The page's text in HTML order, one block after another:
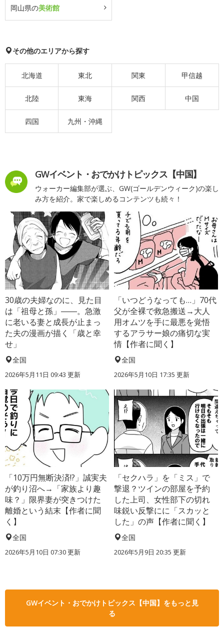
岡山県の美術館
その他のエリアから探す
北海道 東北 関東 甲信越
北陸 東海 関西 中国
四国 九州・沖縄
GWイベント・おでかけトピックス【中国】
ウォーカー編集部が選ぶ、GW(ゴールデンウィーク)の楽し
み方を紹介。家で楽しめるコンテンツも続々！
30歳の夫婦なのに、見た目
は「祖母と孫」――。急激
に老いる妻と成長が止まっ
た夫の漫画が描く「歳と幸
せ」
全国
2026年5月11日 09:43 更新
「いつどうなっても…」70代
父が全裸で救急搬送→大人
用オムツを手に最悪を覚悟
するアラサー娘の痛切な実
情【作者に聞く】
全国
2026年5月10日 17:35 更新
「10万円無断決済!?」誠実夫
が釣り沼へ→「家族より趣
味？」限界妻が突きつけた
離婚という結末【作者に聞
く】
全国
2026年5月10日 07:30 更新
「セクハラ」を「ミス」で
撃退？ツインの部屋を予約
した上司、女性部下の切れ
味鋭い反撃にに「スカッと
した」の声【作者に聞く】
全国
2026年5月9日 20:35 更新
GWイベント・おでかけトピックス【中国】をもっと見
る